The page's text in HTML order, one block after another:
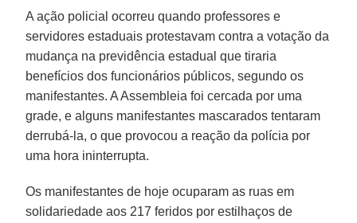
A ação policial ocorreu quando professores e
servidores estaduais protestavam contra a votação da
mudança na previdência estadual que tiraria
benefícios dos funcionários públicos, segundo os
manifestantes. A Assembleia foi cercada por uma
grade, e alguns manifestantes mascarados tentaram
derrubá-la, o que provocou a reação da polícia por
uma hora ininterrupta.
Os manifestantes de hoje ocuparam as ruas em
solidariedade aos 217 feridos por estilhaços de